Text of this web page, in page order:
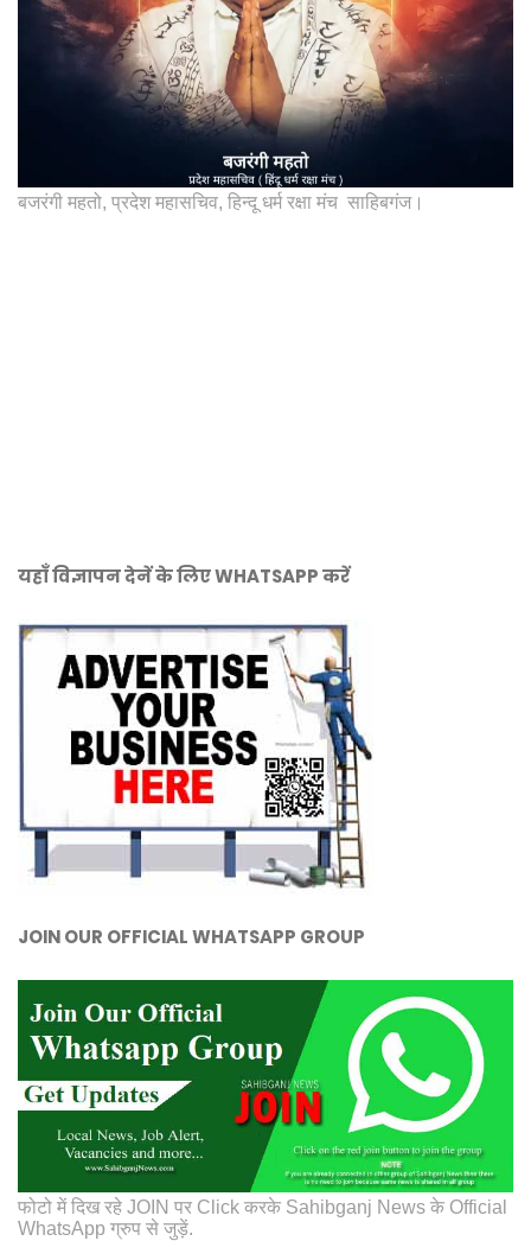
बजरंगी महतो, प्रदेश महासचिव, हिन्दू धर्म रक्षा मंच साहिबगंज।
यहाँ विज्ञापन देनें के लिए WHATSAPP करें
JOIN OUR OFFICIAL WHATSAPP GROUP
फोटो में दिख रहे JOIN पर Click करके Sahibganj News के Official
WhatsApp ग्रुप से जुड़ें.